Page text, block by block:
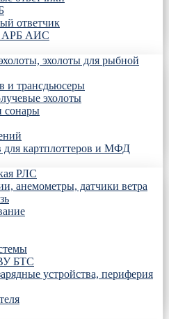
ответчик
АРБ АИС
эхолоты для рыбной
и трансдьюсеры
эхолоты
сонары
для картплоттеров и МФД
РЛС
анемометры, датчики ветра
БТС
устройства, периферия